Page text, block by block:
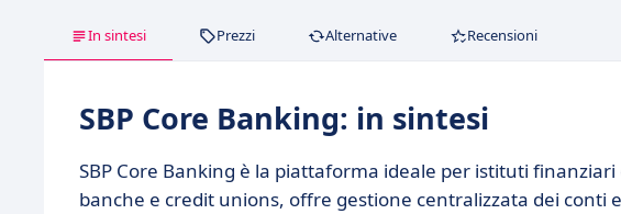
In sintesi Prezzi Alternative Recensioni
SBP Core Banking: in sintesi
SBP Core Banking è la piattaforma ideale per istituti
banche e credit unions, offre gestione centralizzata dei conti